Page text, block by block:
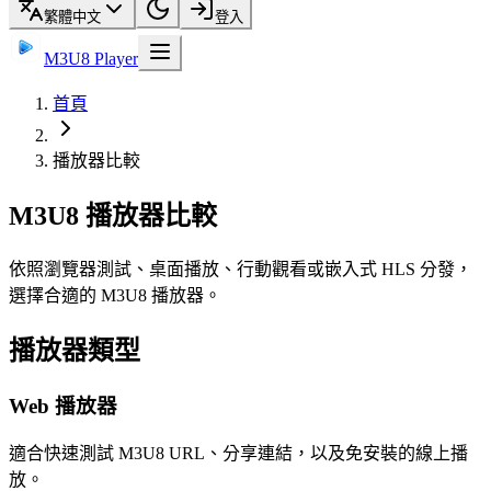
繁體中文 登入
M3U8 Player
首頁
播放器比較
M3U8 播放器比較
依照瀏覽器測試、桌面播放、行動觀看或嵌入式 HLS 分發，
選擇合適的 M3U8 播放器。
播放器類型
Web 播放器
適合快速測試 M3U8 URL、分享連結，以及免安裝的線上播
放。